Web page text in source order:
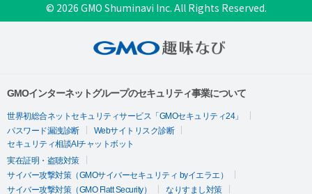
© 2026 GMO Shuminavi Inc. All Rights Reserved.